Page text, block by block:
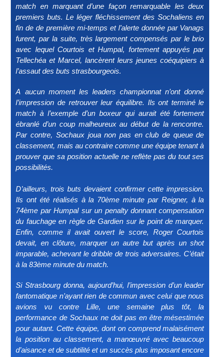
match en marquant d’une façon remarquable les deux
premiers buts. Le léger fléchissement des Sochaliens en
fin de de première mi-temps et l’alerte donnée par Vanags
furent, par la suite, très largement compensés par le brio
avec lequel Courtois et Humpal, fortement appuyés par
Tellechéa et Marcel, lancèrent leurs jeunes coéquipiers à
l’assaut des buts strasbourgeois.
A aucun moment les leaders championnat n’ont donné
l’impression de retrouver leur équilibre. Ils ont terminé le
match à l’exemple d’un boxeur qui aurait été fortement
ébranlé d’un coup malheureux au début de la rencontre.
Par contre, Sochaux joua non pas en club de queue de
classement, mais au contraire comme une équipe tenant à
prouver que sa position actuelle ne reflète pas du tout ses
possibilités.
D’ailleurs, trois buts devaient confirmer cette impression.
Ils ont été réalisés à la 70ème minute par Reigner, à la
74ème par Humpal sur un penalty donnant compensation
du fauchage en règle de Gardien sur le point de marquer.
Enfin, comme il avait ouvert le score, Roger Courtois
devait, en clôture, marquer un autre but après un shot
imparable, achevant le dribble de trois adversaires. C’était
à la 83ème minute du match.
Si Strasbourg donna, aujourd’hui, l’impression d’un leader
fantomatique n’ayant rien de commun avec celui que nous
avions vu contre Lille, une semaine plus tôt, la
performance de Sochaux ne doit pas en être mésestimée
pour autant. Cette équipe, dont on comprend malaisément
la position au classement, a manœuvré avec beaucoup
d’aisance et de subtilité et un succès plus imposant encore